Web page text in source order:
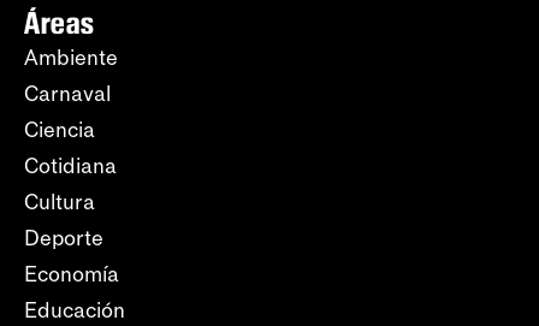
Áreas
Ambiente
Carnaval
Ciencia
Cotidiana
Cultura
Deporte
Economía
Educación